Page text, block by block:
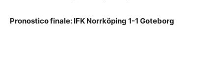
Pronostico finale: IFK Norrköping 1-1 Goteborg